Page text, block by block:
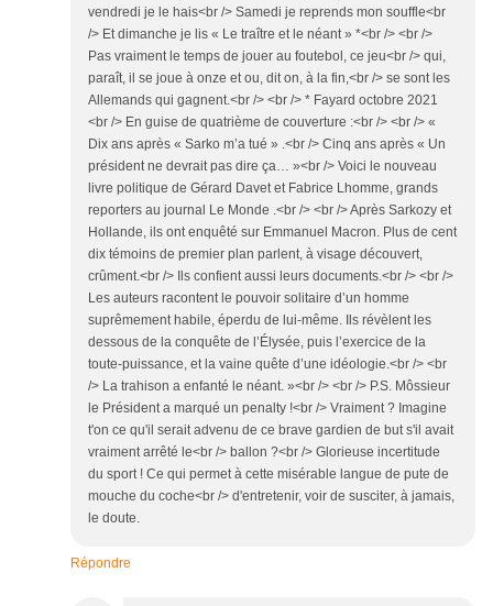
vendredi je le hais<br /> Samedi je reprends mon souffle<br
/> Et dimanche je lis « Le traître et le néant » *<br /> <br />
Pas vraiment le temps de jouer au foutebol, ce jeu<br /> qui,
paraît, il se joue à onze et ou, dit on, à la fin,<br /> se sont les
Allemands qui gagnent.<br /> <br /> * Fayard octobre 2021
<br /> En guise de quatrième de couverture :<br /> <br /> «
Dix ans après « Sarko m’a tué » .<br /> Cinq ans après « Un
président ne devrait pas dire ça… »<br /> Voici le nouveau
livre politique de Gérard Davet et Fabrice Lhomme, grands
reporters au journal Le Monde .<br /> <br /> Après Sarkozy et
Hollande, ils ont enquêté sur Emmanuel Macron. Plus de cent
dix témoins de premier plan parlent, à visage découvert,
crûment.<br /> Ils confient aussi leurs documents.<br /> <br />
Les auteurs racontent le pouvoir solitaire d’un homme
suprêmement habile, éperdu de lui-même. Ils révèlent les
dessous de la conquête de l’Élysée, puis l’exercice de la
toute-puissance, et la vaine quête d’une idéologie.<br /> <br
/> La trahison a enfanté le néant. »<br /> <br /> P.S. Môssieur
le Président a marqué un penalty !<br /> Vraiment ? Imagine
t'on ce qu'il serait advenu de ce brave gardien de but s'il avait
vraiment arrêté le<br /> ballon ?<br /> Glorieuse incertitude
du sport ! Ce qui permet à cette misérable langue de pute de
mouche du coche<br /> d'entretenir, voir de susciter, à jamais,
le doute.
Répondre